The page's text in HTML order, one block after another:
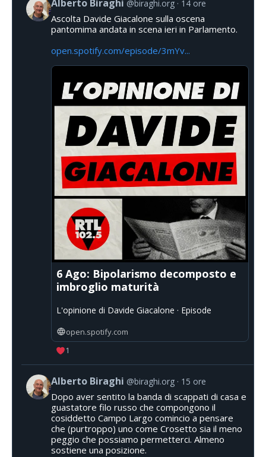
Alberto Biraghi @biraghi.org 14 ore
Ascolta Davide Giacalone sulla oscena
pantomima andata in scena ieri in Parlamento.
open.spotify.com/episode/3mYv...
6 Ago: Bipolarismo decomposto e
imbroglio maturità
L'opinione di Davide Giacalone · Episode
open.spotify.com
1
Alberto Biraghi @biraghi.org 15 ore
Dopo aver sentito la banda di scappati di casa e
guastatore filo russo che compongono il
cosiddetto Campo Largo comincio a pensare
che (purtroppo) uno come Crosetto sia il meno
peggio che possiamo permetterci. Almeno
sostiene una posizione.